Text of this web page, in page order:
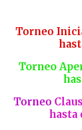
Torneo
Torneo
Torneo
hasta